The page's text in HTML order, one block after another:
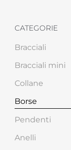
CATEGORIE
Bracciali
Bracciali mini
Collane
Borse
Pendenti
Anelli